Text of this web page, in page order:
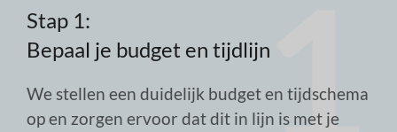
Stap 1:
Bepaal je budget en tijdlijn
We stellen een duidelijk budget en tijdschema
op en zorgen ervoor dat dit in lijn is met je